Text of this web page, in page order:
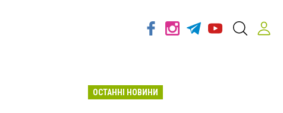
ОСТАННІ НОВИНИ